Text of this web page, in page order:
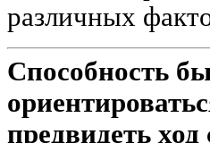
различных
Способность
предвидеть